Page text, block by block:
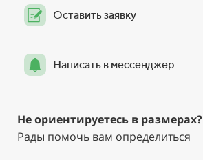
Оставить заявку
Написать в мессенджер
Не ориентируетесь в размерах?
Рады помочь вам определиться